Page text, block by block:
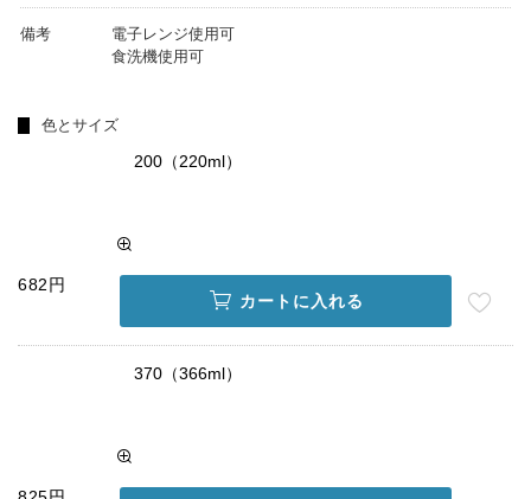
備考
電子レンジ使用可
食洗機使用可
色とサイズ
200（220ml）
682円
カートに入れる
370（366ml）